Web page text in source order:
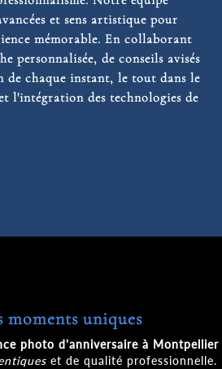
et sens artistique pour
mémorable. En collaborant
personnalisée, de conseils avisés
chaque instant, le tout dans le
l'intégration des technologies de
uniques
photo d'anniversaire à Montpellier
et de qualité professionnelle.